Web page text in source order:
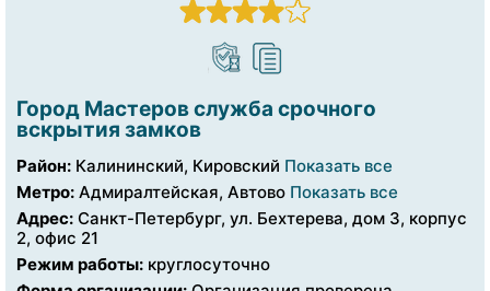
Город Мастеров служба срочного
вскрытия замков
Район: Калининский, Кировский Показать все
Метро: Адмиралтейская, Автово Показать все
Адрес: Санкт-Петербург, ул. Бехтерева, дом 3, корпус
2, офис 21
Режим работы: круглосуточно